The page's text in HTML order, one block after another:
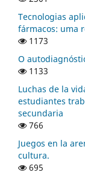
Tecnologias
fármacos: uma
1173
O
1133
Luchas de la
estudiantes
secundaria
766
Juegos en la
cultura.
695